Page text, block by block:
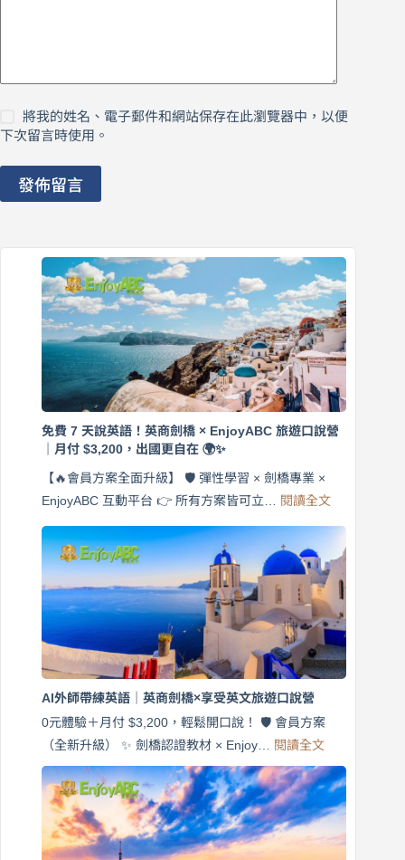
將我的姓名、電子郵件和網站保存在此瀏覽器中，以便
下次留言時使用。
發佈留言
免費 7 天說英語！英商劍橋 × EnjoyABC 旅遊口說營
｜月付 $3,200，出國更自在 🌍✨
【🔥會員方案全面升級】 🛡️ 彈性學習 × 劍橋專業 ×
EnjoyABC 互動平台 👉 所有方案皆可立… 閱讀全文:
天
說
英
語！
英
商
劍
口
說
營
月
AI外師帶練英語｜英商劍橋×享受英文旅遊口說營
0元體驗＋月付 $3,200，輕鬆開口說！ 🛡️ 會員方案
（全新升級） ✨ 劍橋認證教材 × Enjoy… 閱讀全文:
外
師
帶
英